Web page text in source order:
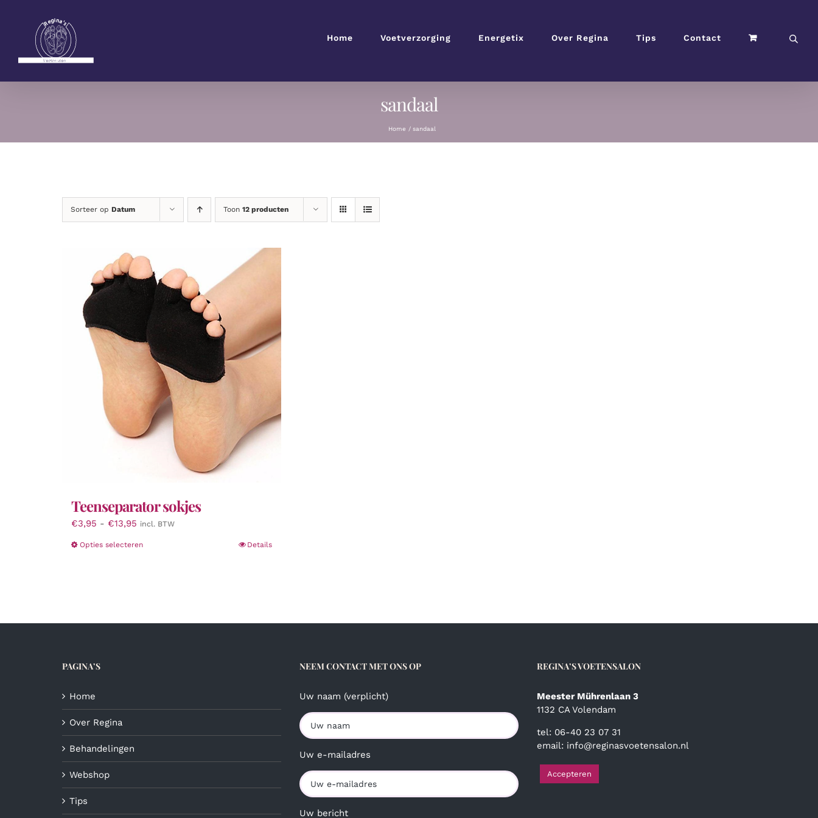
Home Voetverzorging Energetix Over Regina Tips Contact
sandaal
Home sandaal
Sorteer op Datum Toon 12 producten
Teenseparator sokjes
€3,95 - €13,95 Prijsklasse:
tot
incl. BTW
Opties selecterenDit
optie
Details
PAGINA’S
Home
Over Regina
Behandelingen
Webshop
Tips
NEEM CONTACT MET ONS OP
Uw naam (verplicht)
Uw e-mailadres
Uw bericht
REGINA’S VOETENSALON
Meester Mührenlaan 3
1132 CA Volendam
tel: 06-40 23 07 31
email: info@reginasvoetensalon.nl
Accepteren